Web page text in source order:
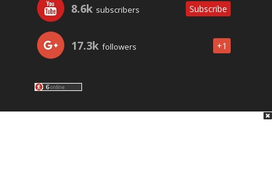
8.6k subscribers Subscribe
17.3k followers +1